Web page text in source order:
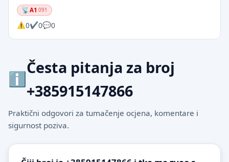
A1 091
0 0 0
Česta pitanja za broj
+385915147866
Praktični odgovori za tumačenje ocjena, komentare i
sigurnost poziva.